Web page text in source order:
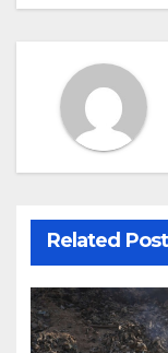
Related Post